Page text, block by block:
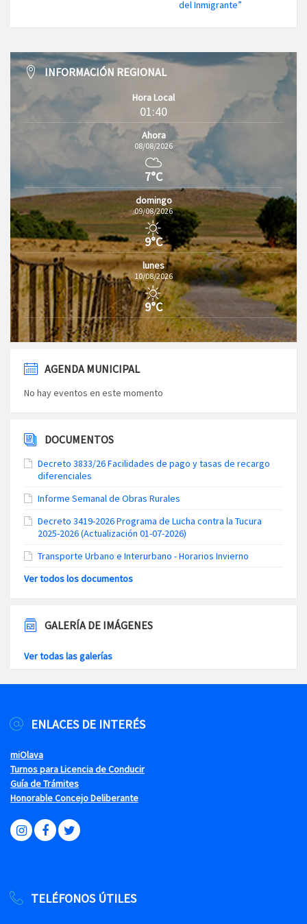
del Inmigrante”
INFORMACIÓN REGIONAL
Hora Local
01:40
Ahora
08/08/2026
7°C
domingo
09/08/2026
9°C
lunes
10/08/2026
9°C
AGENDA MUNICIPAL
No hay eventos en este momento
DOCUMENTOS
Decreto 3833/26 Facilidades de pago y tasas de recargo
diferenciales
Informe Semanal de Obras Rurales
Decreto 3419-2026 Programa de Lucha contra la Tucura
2025-2026 (Actualización 01-07-2026)
Transporte Urbano e Interurbano - Horarios Invierno
Ver todos los documentos
GALERÍA DE IMÁGENES
Ver todas las galerías
ENLACES DE INTERÉS
miOlava
Turnos para Licencia de Conducir
Guía de Trámites
Honorable Concejo Deliberante
TELÉFONOS ÚTILES